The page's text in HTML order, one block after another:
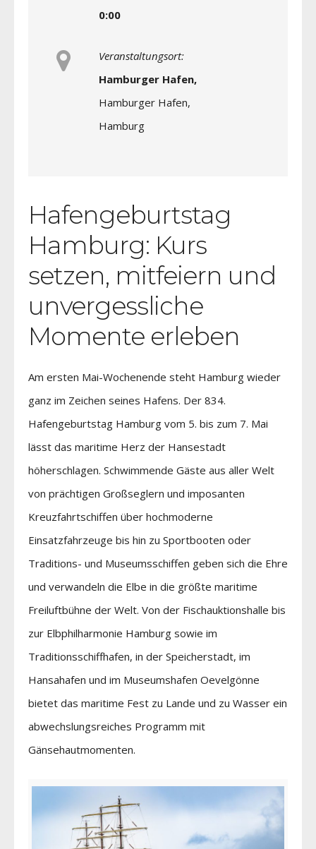
0:00
Veranstaltungsort:
Hamburger Hafen,
Hamburger Hafen,
Hamburg
Hafengeburtstag
Hamburg: Kurs
setzen, mitfeiern und
unvergessliche
Momente erleben
Am ersten Mai-Wochenende steht Hamburg wieder
ganz im Zeichen seines Hafens. Der 834.
Hafengeburtstag Hamburg vom 5. bis zum 7. Mai
lässt das maritime Herz der Hansestadt
höherschlagen. Schwimmende Gäste aus aller Welt
von prächtigen Großseglern und imposanten
Kreuzfahrtschiffen über hochmoderne
Einsatzfahrzeuge bis hin zu Sportbooten oder
Traditions- und Museumsschiffen geben sich die Ehre
und verwandeln die Elbe in die größte maritime
Freiluftbühne der Welt. Von der Fischauktionshalle bis
zur Elbphilharmonie Hamburg sowie im
Traditionsschiffhafen, in der Speicherstadt, im
Hansahafen und im Museumshafen Oevelgönne
bietet das maritime Fest zu Lande und zu Wasser ein
abwechslungsreiches Programm mit
Gänsehautmomenten.